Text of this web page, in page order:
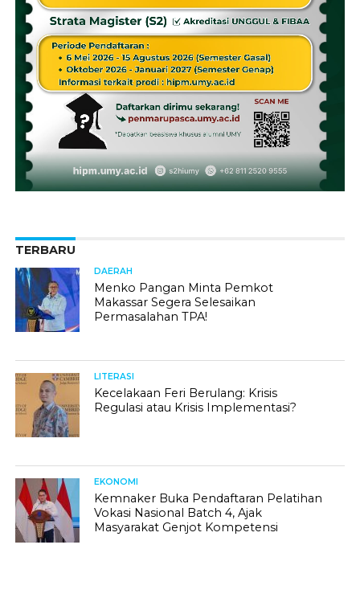
TERBARU
DAERAH
Menko Pangan Minta Pemkot
Makassar Segera Selesaikan
Permasalahan TPA!
LITERASI
Kecelakaan Feri Berulang: Krisis
Regulasi atau Krisis Implementasi?
EKONOMI
Kemnaker Buka Pendaftaran Pelatihan
Vokasi Nasional Batch 4, Ajak
Masyarakat Genjot Kompetensi